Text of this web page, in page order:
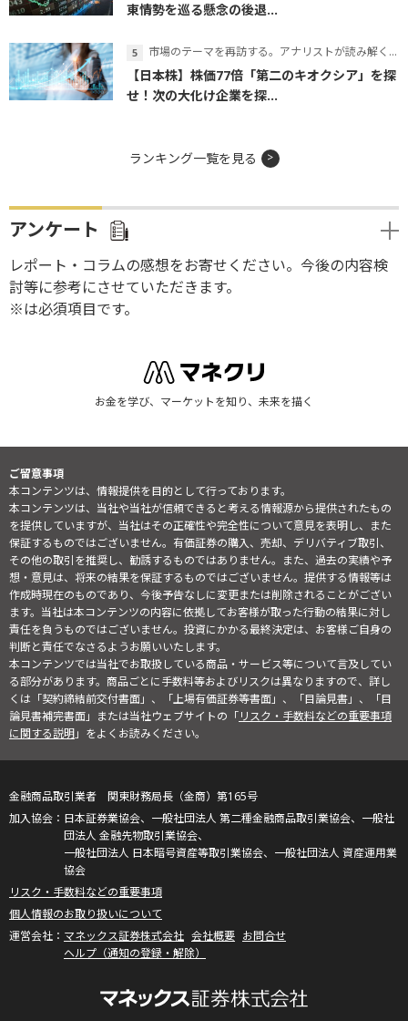
東情勢を巡る懸念の後退...
市場のテーマを再訪する。アナリストが読み解くテーマの本質
【日本株】株価77倍「第二のキオクシア」を探
せ！次の大化け企業を探...
ランキング一覧を見る
アンケート
レポート・コラムの感想をお寄せください。今後の内容検
討等に参考にさせていただきます。
※は必須項目です。
お金を学び、マーケットを知り、未来を描く
ご留意事項
本コンテンツは、情報提供を目的として行っております。
本コンテンツは、当社や当社が信頼できると考える情報源から提供されたもの
を提供していますが、当社はその正確性や完全性について意見を表明し、また
保証するものではございません。有価証券の購入、売却、デリバティブ取引、
その他の取引を推奨し、勧誘するものではありません。また、過去の実績や予
想・意見は、将来の結果を保証するものではございません。提供する情報等は
作成時現在のものであり、今後予告なしに変更または削除されることがござい
ます。当社は本コンテンツの内容に依拠してお客様が取った行動の結果に対し
責任を負うものではございません。投資にかかる最終決定は、お客様ご自身の
判断と責任でなさるようお願いいたします。
本コンテンツでは当社でお取扱している商品・サービス等について言及してい
る部分があります。商品ごとに手数料等およびリスクは異なりますので、詳し
くは「契約締結前交付書面」、「上場有価証券等書面」、「目論見書」、「目
論見書補完書面」または当社ウェブサイトの「リスク・手数料などの重要事項
に関する説明」をよくお読みください。
金融商品取引業者 関東財務局長（金商）第165号
日本証券業協会、一般社団法人 第二種金融商品取引業協会、一般社
団法人 金融先物取引業協会、
一般社団法人 日本暗号資産等取引業協会、一般社団法人 資産運用業
協会
リスク・手数料などの重要事項
個人情報のお取り扱いについて
マネックス証券株式会社 会社概要 お問合せ
ヘルプ（通知の登録・解除）